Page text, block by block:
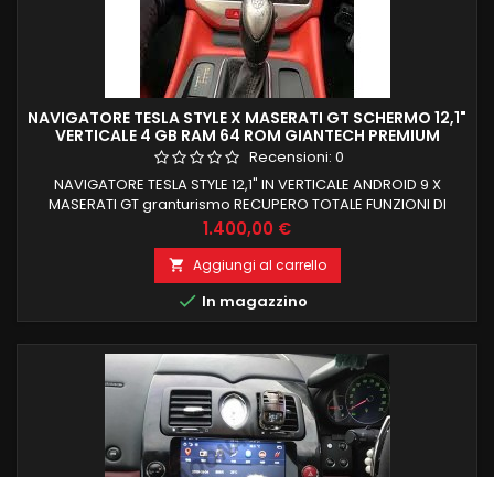
NAVIGATORE TESLA STYLE X MASERATI GT SCHERMO 12,1"
VERTICALE 4 GB RAM 64 ROM GIANTECH PREMIUM
Recensioni: 0
NAVIGATORE TESLA STYLE 12,1" IN VERTICALE ANDROID 9 X
MASERATI GT granturismo RECUPERO TOTALE FUNZIONI DI
BORDO E COMANDI AL VOLANTE ANDROID 9 4 GB RAM 64 GB
ROM PROCESSORE OCTACORE PX6 BLUETOOTH +
NAVIGAZIONE OFFLINE E ONLINE NAVIGAZIONE WIFI INTERNET
NESSUNA MODIFICA PER INSTALLAZIONE INGRESSI USB +
CAMERA + AMPLI E SUB + AUX CARPLAY INTEGRATO
Prezzo
1.400,00 €
 Aggiungi al carrello
 In magazzino